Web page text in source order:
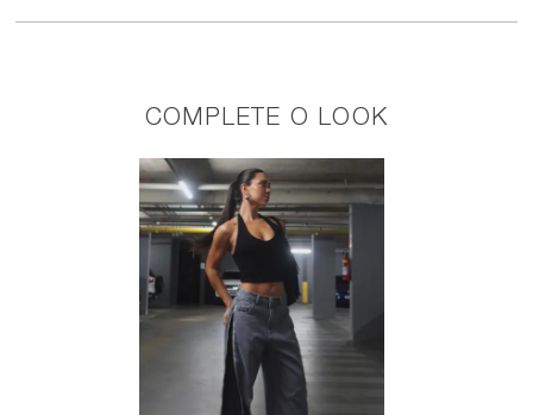
COMPLETE O LOOK